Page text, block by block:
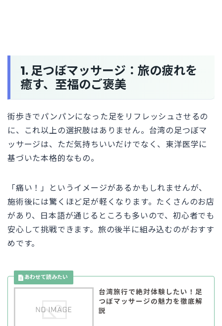
1. 足つぼマッサージ：旅の疲れを
癒す、至福のご褒美
街歩きでパンパンになった足をリフレッシュさせるの
に、これ以上の選択肢はありません。台湾の足つぼマ
ッサージは、ただ気持ちいいだけでなく、東洋医学に
基づいた本格的なもの。
「痛い！」というイメージがあるかもしれませんが、
施術後には驚くほど足が軽くなります。たくさんのお店
があり、日本語が通じるところも多いので、初心者でも
安心して挑戦できます。旅の後半に組み込むのがおすす
めです。
台湾旅行で絶対体験したい！足
つぼマッサージの魅力を徹底解
説